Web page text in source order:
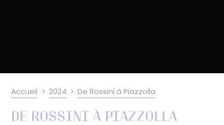
Accueil 2024 De Rossini à Piazzolla
De Rossini à Piazzolla